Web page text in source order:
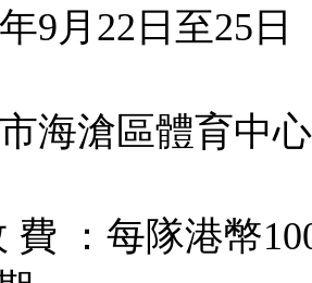
9月22日至25日
海滄區體育中
費 ：每隊港幣